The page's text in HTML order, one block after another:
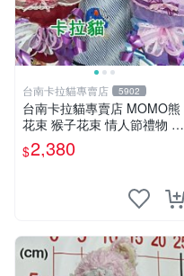
台南卡拉貓專賣店 5902
台南卡拉貓專賣店 MOMO熊
花束 猴子花束 情人節禮物 二
選一 可繡字 可今天寄明天到
$2,380